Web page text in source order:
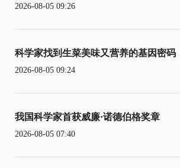
2026-08-05 09:26
科学家找到生菜美味又营养的基因密码
2026-08-05 09:24
我国科学家首获威廉·诺德伯格奖章
2026-08-05 07:40